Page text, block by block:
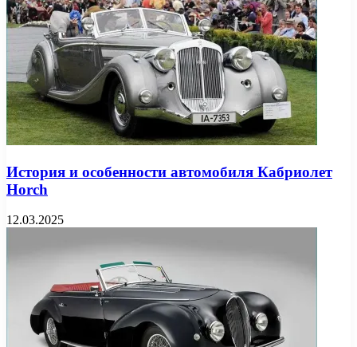
История и особенности автомобиля Кабриолет
Horch
12.03.2025